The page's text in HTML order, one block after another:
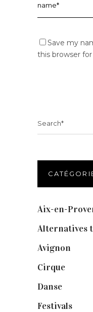
Save my
this browser
Aix-en-
Alternatives
Avignon
Cirque
Danse
Festivals